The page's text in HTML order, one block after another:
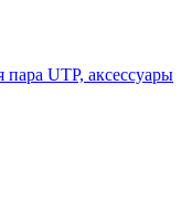
UTP, аксессуары